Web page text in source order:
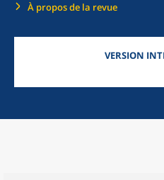
À propos de la revue
VERSION